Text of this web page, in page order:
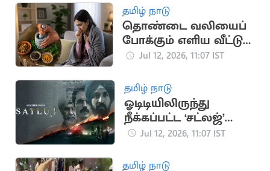
தமிழ் நாடு
தொண்டை வலியைப்
போக்கும் எளிய வீட்டு
வைத்தியங்கள்
Jul 12, 2026, 11:07 IST
தமிழ் நாடு
ஓடிடியிலிருந்து
நீக்கப்பட்ட ‘சட்லஜ்’
திரைப்படம் சீக்கிய
திரையிடல்
Jul 12, 2026, 11:07 IST
தமிழ் நாடு